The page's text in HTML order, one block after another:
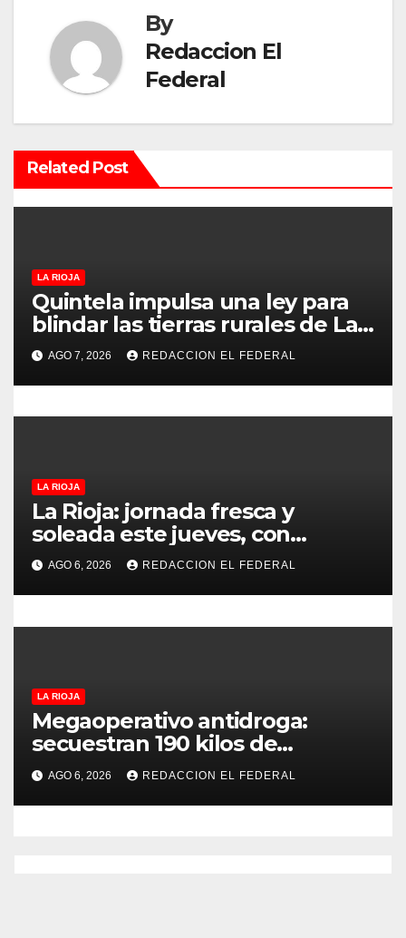
c
ó
n
d
e
n
t
r
a
a
s
By
Redaccion El
Federal
Related Post
LA RIOJA
Quintela impulsa una ley para
blindar las tierras rurales de La
Rioja: cuáles son los principales
puntos
AGO 7, 2026 REDACCION EL FEDERAL
LA RIOJA
La Rioja: jornada fresca y
soleada este jueves, con
temperaturas estables para el
viernes
AGO 6, 2026 REDACCION EL FEDERAL
LA RIOJA
Megaoperativo antidroga:
secuestran 190 kilos de
marihuana que tenían como
destino La Rioja y Catamarca
AGO 6, 2026 REDACCION EL FEDERAL